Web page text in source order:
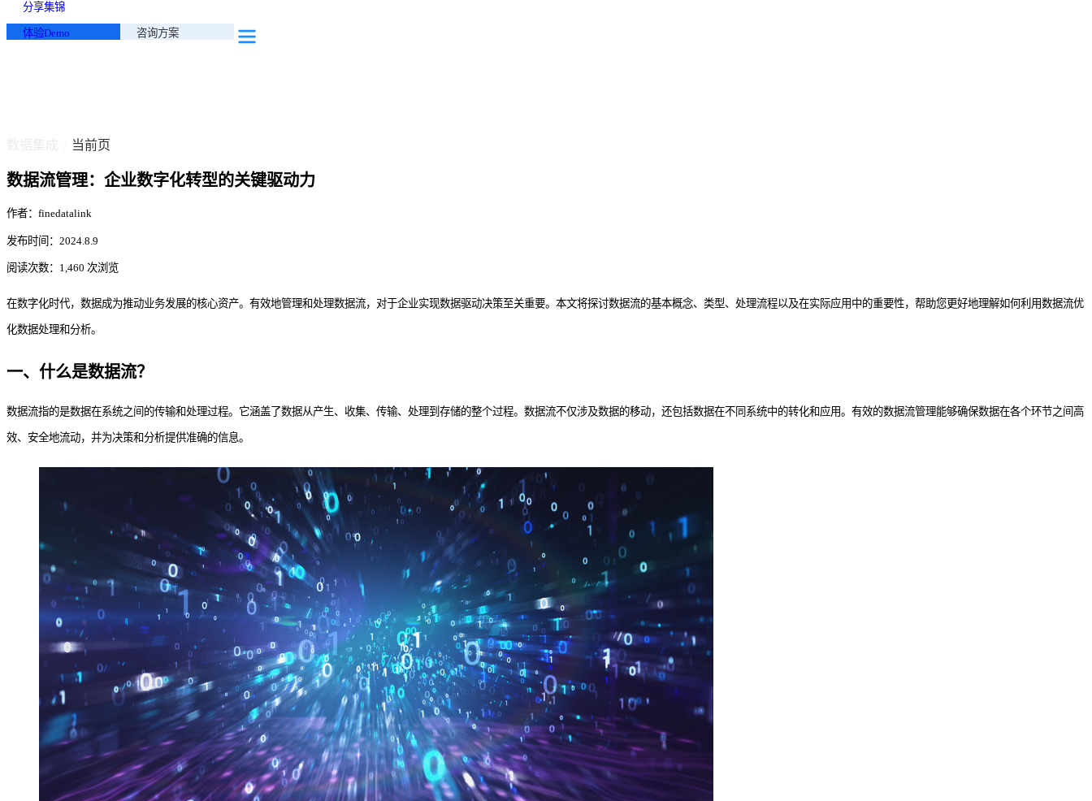
分享集锦
体验Demo 咨询方案
当前页
数据流管理：企业数字化转型的关键驱动力
作者：finedatalink
发布时间：2024.8.9
阅读次数：1,460 次浏览
在数字化时代，数据成为推动业务发展的核心资产。有效地管理和处理数据流，对于企业实现数据驱动决策至关重要。本文将探讨数据流的基本概念、类型、处理流程以及在实际应用中的重要性，帮助您更好地理解如何利用数据流优
化数据处理和分析。
一、 什么是数据流？
数据流指的是数据在系统之间的传输和处理过程。它涵盖了数据从产生、收集、传输、处理到存储的整个过程。数据流不仅涉及数据的移动，还包括数据在不同系统中的转化和应用。有效的数据流管理能够确保数据在各个环节之间高
效、安全地流动，并为决策和分析提供准确的信息。